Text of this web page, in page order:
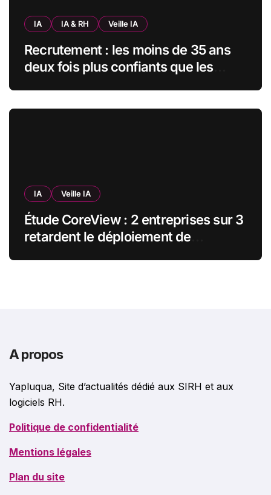
IA IA & RH Veille IA
Recrutement : les moins de 35 ans
deux fois plus confiants que les
IA Veille IA
Étude CoreView : 2 entreprises sur 3
retardent le déploiement de
A propos
Yapluqua, Site d’actualités dédié aux SIRH et aux
logiciels RH.
Politique de confidentialité
Mentions légales
Plan du site